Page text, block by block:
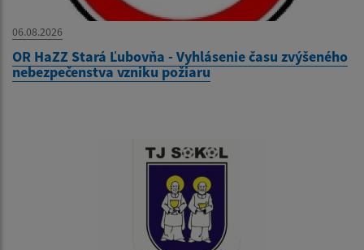
06.08.2026
OR HaZZ Stará Ľubovňa - Vyhlásenie času zvýšeného
nebezpečenstva vzniku požiaru